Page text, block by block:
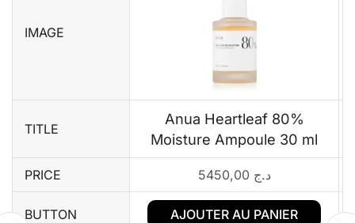
IMAGE
TITLE
Anua Heartleaf 80%
Moisture Ampoule 30 ml
PRICE د.ج
BUTTON AJOUTER AU PANIER